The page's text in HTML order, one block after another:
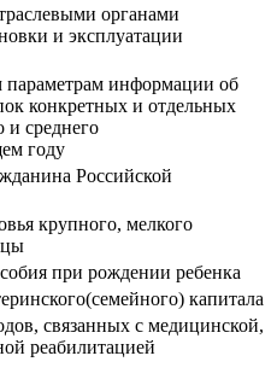
органами
и эксплуатации
информации об
конкретных и отдельных
и среднего
году
Российской
крупного, мелкого
при рождении ребенка
капитала
связанных с медицинской,
реабилитацией